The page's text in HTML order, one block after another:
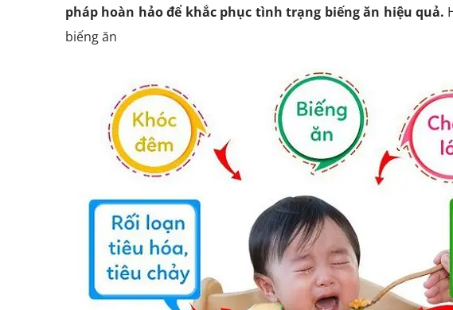
pháp hoàn hảo để khắc phục tình trạng biếng ăn hiệu quả.
biếng ăn